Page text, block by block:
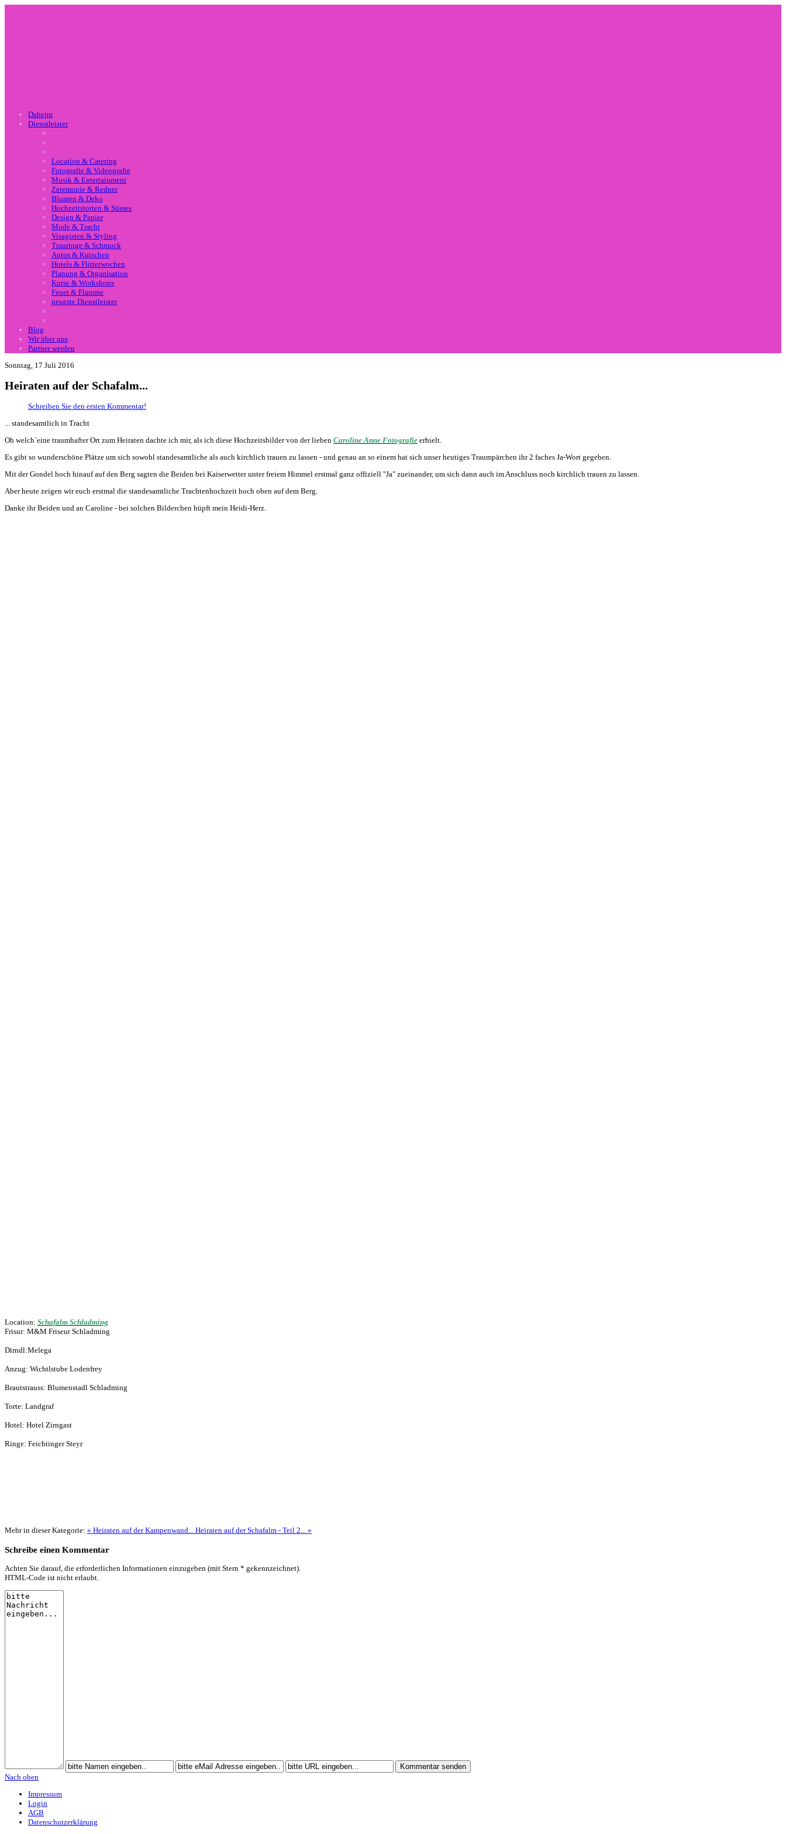
Daheim
Dienstleister
Location & Catering
Fotografie & Videografie
Musik & Entertainment
Zeremonie & Redner
Blumen & Deko
Hochzeitstorten & Süsses
Design & Papier
Mode & Tracht
Visagisten & Styling
Trauringe & Schmuck
Autos & Kutschen
Hotels & Flitterwochen
Planung & Organisation
Kurse & Workshops
Feuer & Flamme
neueste Dienstleister
Blog
Wir über uns
Partner werden
Sonntag, 17 Juli 2016
Heiraten auf der Schafalm...
Schreiben Sie den ersten Kommentar!
... standesamtlich in Tracht
Oh welch´eine traumhafter Ort zum Heiraten dachte ich mir, als ich diese Hochzeitsbilder von der lieben Caroline Anne Fotografie erhielt.
Es gibt so wunderschöne Plätze um sich sowohl standesamtliche als auch kirchlich trauen zu lassen - und genau an so einem hat sich unser heutiges Traumpärchen ihr 2 faches Ja-Wort gegeben.
Mit der Gondel hoch hinauf auf den Berg sagten die Beiden bei Kaiserwetter unter freiem Himmel erstmal ganz offiziell "Ja" zueinander, um sich dann auch im Anschluss noch kirchlich trauen zu lassen.
Aber heute zeigen wir euch erstmal die standesamtliche Trachtenhochzeit hoch oben auf dem Berg.
Danke ihr Beiden und an Caroline - bei solchen Bilderchen hüpft mein Heidi-Herz.
Location: Schafalm Schladming
Frisur: M&M Friseur Schladming
Dirndl:Melega
Anzug: Wichtlstube Lodenfrey
Brautstrauss: Blumenstadl Schladming
Torte: Landgraf
Hotel: Hotel Zirngast
Ringe: Feichtinger Steyr
Mehr in dieser Kategorie: « Heiraten auf der Kampenwand... Heiraten auf der Schafalm - Teil 2... »
Schreibe einen Kommentar
Achten Sie darauf, die erforderlichen Informationen einzugeben (mit Stern * gekennzeichnet).
HTML-Code ist nicht erlaubt.
Nach oben
Impressum
Login
AGB
Datenschutzerklärung